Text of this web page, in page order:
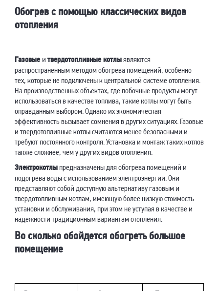
Обогрев с помощью классических видов
отопления
Газовые и твердотопливные котлыявляются
распространенным методом обогрева помещений, особенно
тех, которые не подключены к центральной системе отопления.
На производственных объектах, где побочные продукты могут
использоваться в качестве топлива, такие котлы могут быть
оправданным выбором. Однако их экономическая
эффективность вызывает сомнения в других ситуациях. Газовые
и твердотопливные котлы считаются менее безопасными и
требуют постоянного контроля. Установка и монтаж таких котлов
также сложнее, чем у других видов отопления.
Электрокотлы предназначены для обогрева помещений и
подогрева воды с использованием электроэнергии. Они
представляют собой доступную альтернативу газовым и
твердотопливным котлам, имеющую более низкую стоимость
установки и обслуживания, при этом не уступая в качестве и
надежности традиционным вариантам отопления.
Во сколько обойдется обогреть большое
помещение